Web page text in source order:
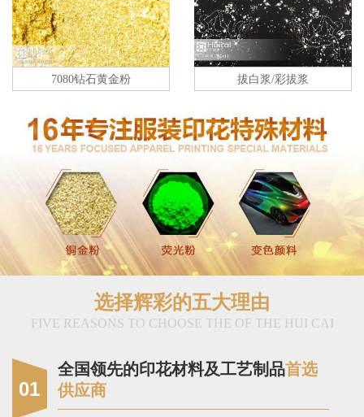
7080钻石黄金粉 拔白浆/彩拔浆
选择辉彩的五大理由
FIVE REASONS TO CHOOSE THE OF THE HUI CAI
01
全国领先的印花材料及工艺制品首选
供应商